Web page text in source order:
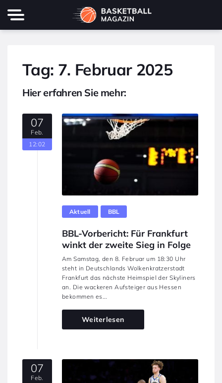
Tag: 7. Februar 2025
Hier erfahren Sie mehr:
07
Feb.
12:02
Aktuell BBL
BBL-Vorbericht: Für Frankfurt
winkt der zweite Sieg in Folge
Am Samstag, den 8. Februar um 18:30 Uhr
steht in Deutschlands Wolkenkratzerstadt
Frankfurt das nächste Heimspiel der Skyliners
an. Die wackeren Aufsteiger aus Hessen
bekommen es...
Weiterlesen
07
Feb.